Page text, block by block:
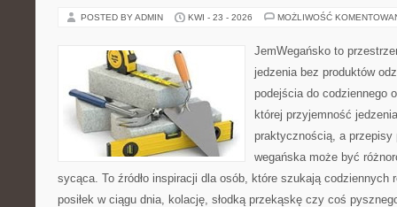
POSTED BY ADMIN KWI - 23 - 2026 MOŻLIWOŚĆ
JemWegańsko to
jedzenia bez produktów
podejścia do codziennego
której przyjemność
praktycznością, a przepisy
wegańska może być
sycąca. To źródło inspiracji dla osób, które szukają codziennych
posiłek w ciągu dnia, kolację, słodką przekąskę czy coś